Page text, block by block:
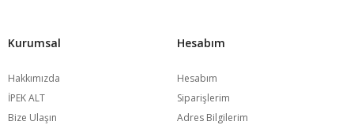
Kurumsal
Hakkımızda
İPEK ALT
Bize Ulaşın
Hesabım
Hesabım
Siparişlerim
Adres Bilgilerim